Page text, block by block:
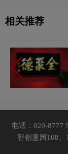
相关推荐
电话：020-8777
智创意园108、